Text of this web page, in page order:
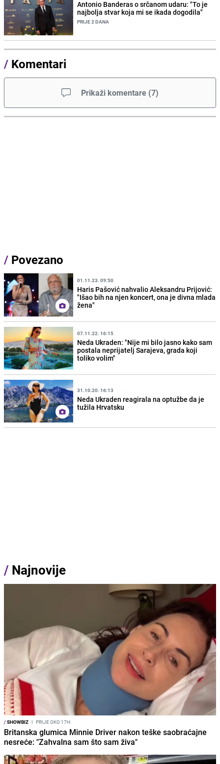
Antonio Banderas o srčanom udaru: "To je
najbolja stvar koja mi se ikada dogodila"
PRIJE 2 DANA
/ Komentari
Prikaži komentare (7)
/ Povezano
01.11.23. 09:50
Haris Pašović nahvalio Aleksandru Prijović:
"Išao bih na njen koncert, ona je divna mlada
žena"
07.11.22. 16:15
Neda Ukraden: "Nije mi bilo jasno kako sam
postala neprijatelj Sarajeva, grada koji
toliko volim"
31.10.20. 16:13
Neda Ukraden reagirala na optužbe da je
tužila Hrvatsku
/ Najnovije
/SHOWBIZ I PRIJE OKO 17H
Britanska glumica Minnie Driver nakon teške saobraćajne
nesreće: "Zahvalna sam što sam živa"